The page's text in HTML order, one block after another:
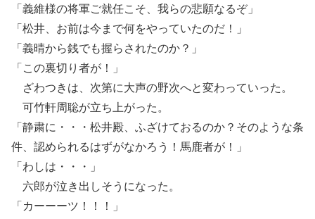
「義維様の将軍ご就任こそ、我らの悲願なるぞ」
「松井、お前は今まで何をやっていたのだ！」
「義晴から銭でも握らされたのか？」
「この裏切り者が！」
ざわつきは、次第に大声の野次へと変わっていった。
可竹軒周聡が立ち上がった。
「静粛に・・・松井殿、ふざけておるのか？そのような条
件、認められるはずがなかろう！馬鹿者が！」
「わしは・・・」
六郎が泣き出しそうになった。
「カーーーツ！！！」